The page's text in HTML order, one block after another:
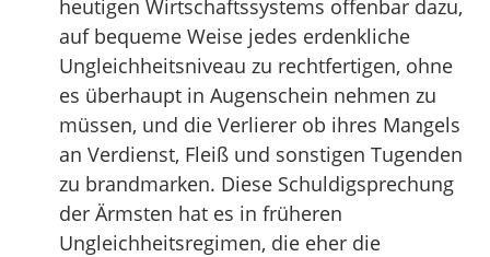
heutigen Wirtschaftssystems offenbar dazu,
auf bequeme Weise jedes erdenkliche
Ungleichheitsniveau zu rechtfertigen, ohne
es überhaupt in Augenschein nehmen zu
müssen, und die Verlierer ob ihres Mangels
an Verdienst, Fleiß und sonstigen Tugenden
zu brandmarken. Diese Schuldigsprechung
der Ärmsten hat es in früheren
Ungleichheitsregimen, die eher die